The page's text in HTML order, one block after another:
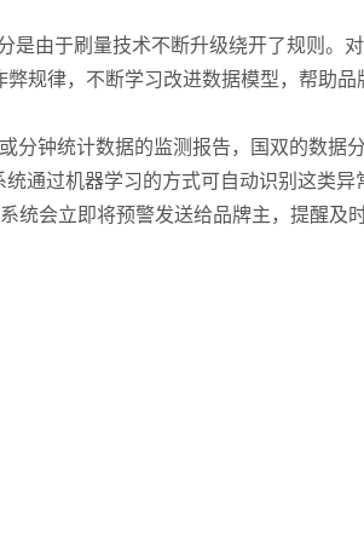
是由于刷量技术不断升级绕开了规则。
规律，不断学习改进数据模型，帮助品
分钟统计数据的监测报告，国双的数据
通过机器学习的方式可自动识别这类异
统会立即将预警发送给品牌主，提醒及